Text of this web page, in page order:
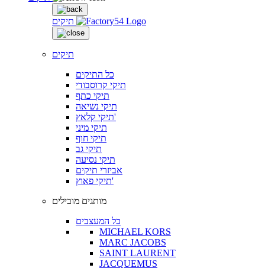
תיקים
תיקים
כל התיקים
תיקי קרוסבודי
תיקי כתף
תיקי נשיאה
תיקי קלאץ'
תיקי מיני
תיקי חוף
תיקי גב
תיקי נסיעה
אביזרי תיקים
תיקי פאוץ'
מותגים מובילים
כל המעצבים
MICHAEL KORS
MARC JACOBS
SAINT LAURENT
JACQUEMUS